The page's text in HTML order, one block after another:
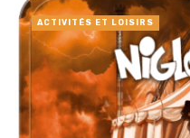
ACTIVITÉS ET LOISIRS